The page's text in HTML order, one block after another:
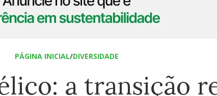
PÁGINA INICIAL/DIVERSIDADE
a transição